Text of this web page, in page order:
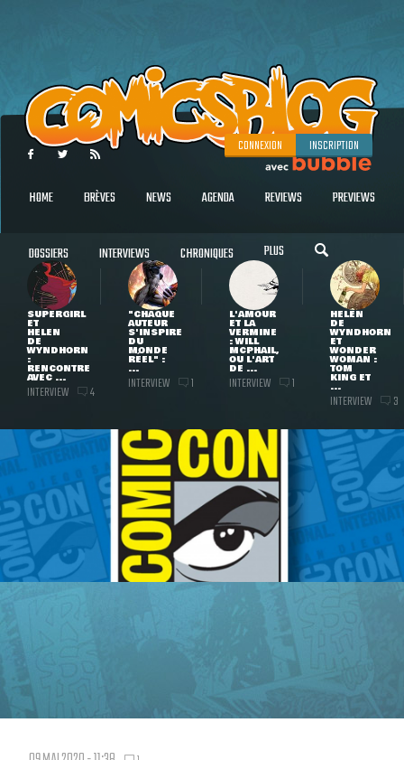
CONNEXION INSCRIPTION
HOME BRÈVES NEWS AGENDA REVIEWS PREVIEWS
DOSSIERS INTERVIEWS CHRONIQUES PLUS
SUPERGIRL
ET
HELEN
DE
WYNDHORN
:
RENCONTRE
AVEC ...
INTERVIEW 4
"CHAQUE
AUTEUR
S'INSPIRE
DU
MONDE
RÉEL" :
...
INTERVIEW 1
L'AMOUR
ET LA
VERMINE
: WILL
MCPHAIL,
OU L'ART
DE ...
INTERVIEW 1
HELEN
DE
WYNDHORN
ET
WONDER
WOMAN :
TOM
KING ET
...
INTERVIEW 3